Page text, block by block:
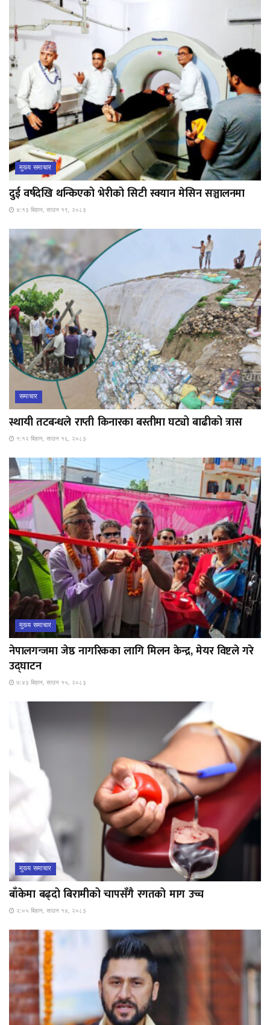
मुख्य समाचार
दुई वर्षदेखि थन्किएको भेरीको सिटी स्क्यान मेसिन सञ्चालनमा
४:१३ बिहान, साउन १९, २०८३
समाचार
स्थायी तटबन्धले राप्ती किनारका बस्तीमा घट्यो बाढीको त्रास
१:१२ बिहान, साउन १६, २०८३
मुख्य समाचार
नेपालगन्जमा जेष्ठ नागरिकका लागि मिलन केन्द्र, मेयर विष्टले गरे
उद्घाटन
७:४३ बिहान, साउन १५, २०८३
मुख्य समाचार
बाँकेमा बढ्दो बिरामीको चापसँगै रगतको माग उच्च
२:०५ बिहान, साउन १४, २०८३